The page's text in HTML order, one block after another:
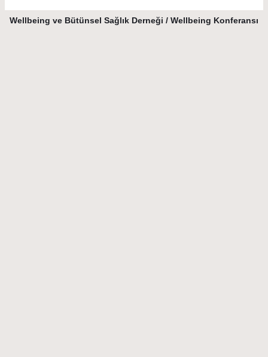
Wellbeing ve Bütünsel Sağlık Derneği / Wellbeing Konferansı